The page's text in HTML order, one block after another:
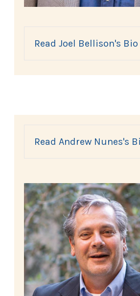
Read Joel Bellison's Bio
Read Andrew Nunes's